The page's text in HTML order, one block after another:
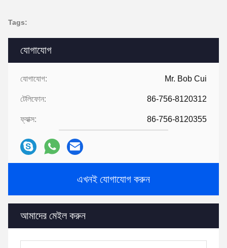
যোগাযোগ
যোগাযোগ: Mr. Bob Cui
টেলিফোন: 86-756-8120312
ফ্যাক্স: 86-756-8120355
এখনই যোগাযোগ করুন
আমাদের মেইল ​​করুন
Tags: